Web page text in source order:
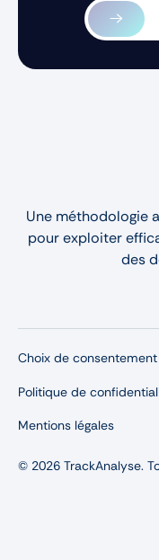
Une méthodologie
pour exploiter
des
© 2026 TrackAnalyse.
Choix de consentement
Politique de
Mentions légales